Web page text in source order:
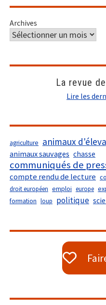
Archives
La revue
Lire les
agriculture animaux
animaux sauvages chasse
communiqués de
compte rendu de lecture
droit européen emploi europe
formation loup politique